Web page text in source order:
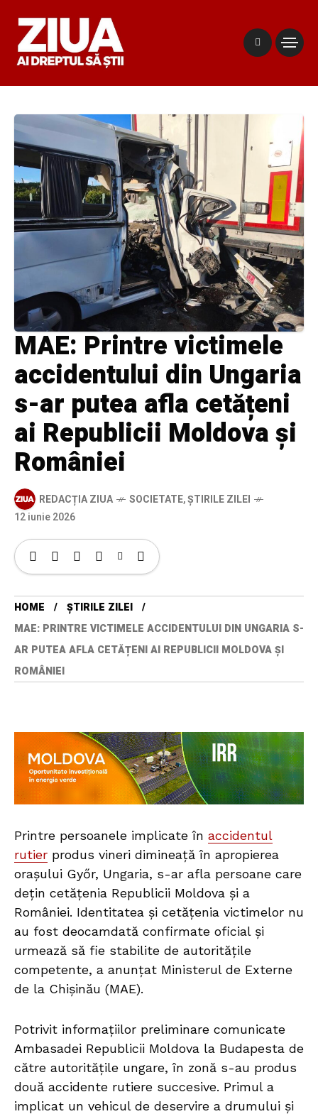
MAE: Printre victimele
accidentului din Ungaria
s-ar putea afla cetățeni
ai Republicii Moldova și
României
REDACȚIA ZIUA SOCIETATE,ȘTIRILE ZILEI
12 iunie 2026
HOME
ȘTIRILE ZILEI
MAE: PRINTRE VICTIMELE ACCIDENTULUI DIN UNGARIA S-
AR PUTEA AFLA CETĂȚENI AI REPUBLICII MOLDOVA ȘI
ROMÂNIEI
Printre persoanele implicate în accidentul
rutier produs vineri dimineață în apropierea
orașului Győr, Ungaria, s-ar afla persoane care
dețin cetățenia Republicii Moldova și a
României. Identitatea și cetățenia victimelor nu
au fost deocamdată confirmate oficial și
urmează să fie stabilite de autoritățile
competente, a anunțat Ministerul de Externe
de la Chișinău (MAE).
Potrivit informațiilor preliminare comunicate
Ambasadei Republicii Moldova la Budapesta de
către autoritățile ungare, în zonă s-au produs
două accidente rutiere succesive. Primul a
implicat un vehicul de deservire a drumului și